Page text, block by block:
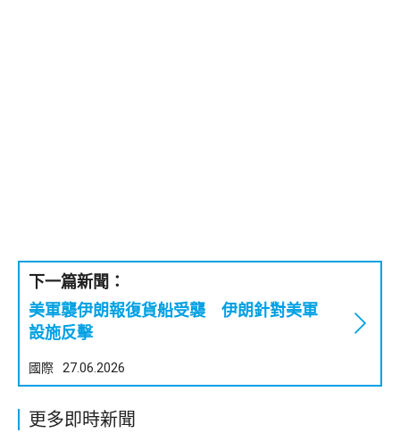
下一篇新聞：
美軍襲伊朗報復貨船受襲 伊朗針對美軍
設施反擊
國際 27.06.2026
更多即時新聞